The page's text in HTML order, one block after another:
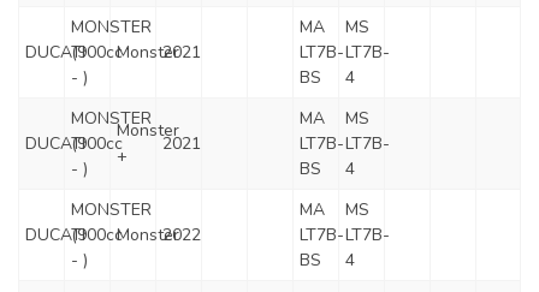
DUCATI
MONSTER
(900cc
- )
Monster2021
MA
LT7B-
BS
MS
LT7B-
4
DUCATI
MONSTER
(900cc
- )
Monster
+
2021
MA
LT7B-
BS
MS
LT7B-
4
DUCATI
MONSTER
(900cc
- )
Monster2022
MA
LT7B-
BS
MS
LT7B-
4